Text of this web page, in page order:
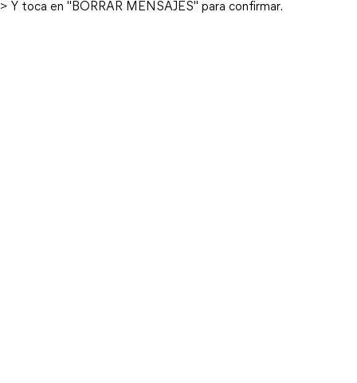
> Y toca en "BORRAR MENSAJES" para confirmar.